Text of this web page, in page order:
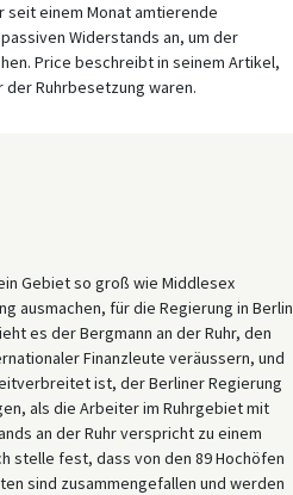
seit einem Monat amtierende
Widerstands an, um der
Price beschreibt in seinem Artikel,
Ruhrbesetzung waren.
Gebiet so groß wie Middlesex
ausmachen, für die Regierung in Berlin
es der Bergmann an der Ruhr, den
Finanzleute veräussern, und
ist, der Berliner Regierung
als die Arbeiter im Ruhrgebiet mit
an der Ruhr verspricht zu einem
stelle fest, dass von den 89 Hochöfen
sind zusammengefallen und werden